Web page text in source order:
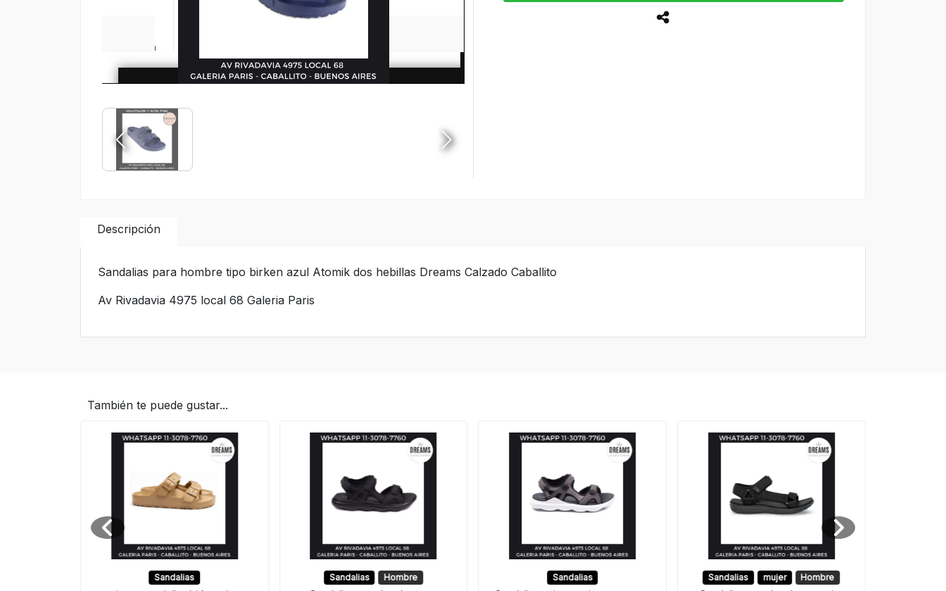
Descripción
Sandalias para hombre tipo birken azul Atomik dos hebillas Dreams Calzado Caballito
Av Rivadavia 4975 local 68 Galeria Paris
También te puede gustar...
Sandalias Sandalias Hombre Sandalias Sandalias mujer Hombre